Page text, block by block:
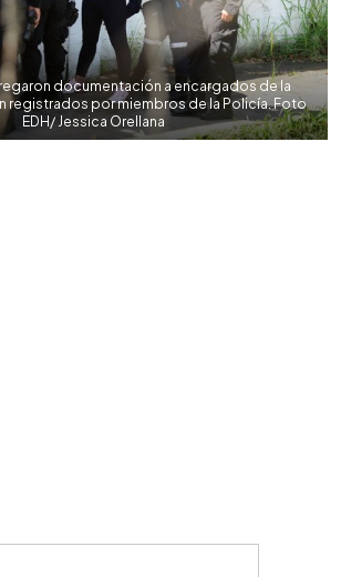
documentación a encargados de la
registrados por miembros de la Policía. Foto
EDH/ Jessica Orellana